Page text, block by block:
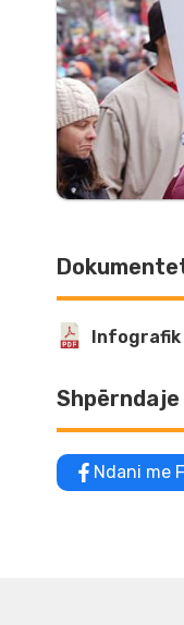
Infografik
Ndani me